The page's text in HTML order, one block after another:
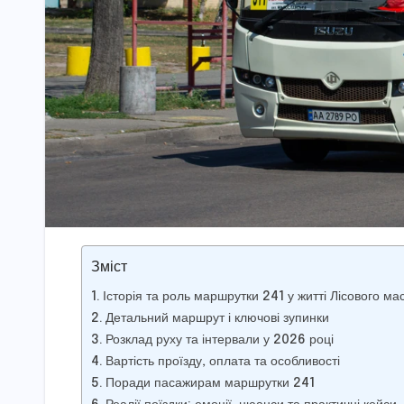
Зміст
Історія та роль маршрутки 241 у житті Лісового
Детальний маршрут і ключові зупинки
Розклад руху та інтервали у 2026 році
Вартість проїзду, оплата та особливості
Поради пасажирам маршрутки 241